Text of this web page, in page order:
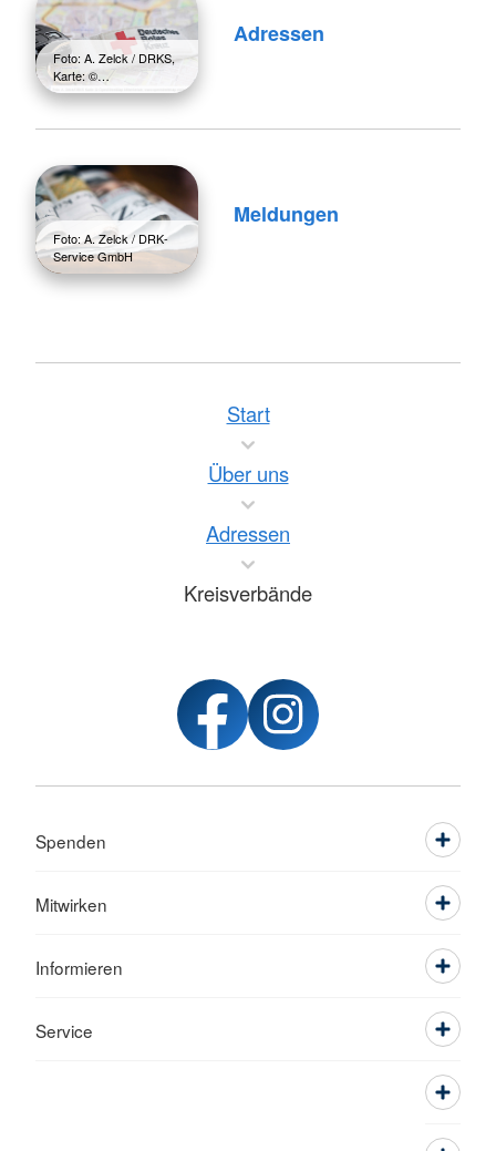
Foto: A. Zelck / DRKS,
Karte: ©…
Adressen
Foto: A. Zelck / DRK-
Service GmbH
Meldungen
Start
Über uns
Adressen
Kreisverbände
Spenden
Mitwirken
Informieren
Service